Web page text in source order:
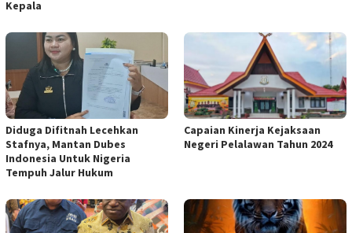
Kepala
Diduga Difitnah Lecehkan
Stafnya, Mantan Dubes
Indonesia Untuk Nigeria
Tempuh Jalur Hukum
Capaian Kinerja Kejaksaan
Negeri Pelalawan Tahun 2024